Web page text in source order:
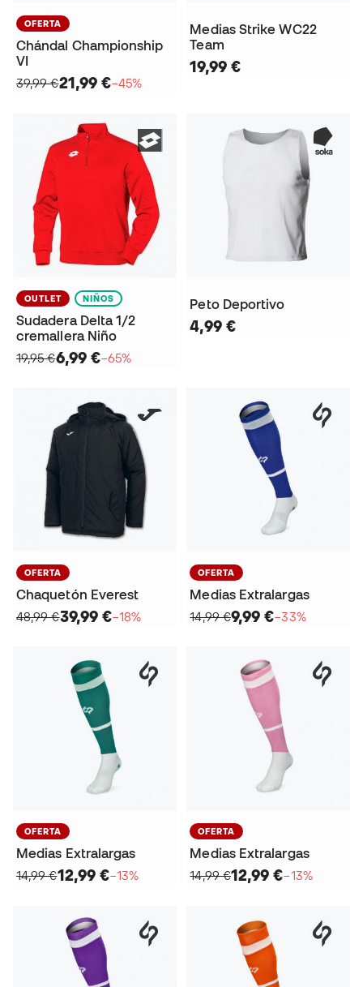
OFERTA
Chándal Championship
VI
39,99 €21,99 €−45%
Medias Strike WC22
Team
19,99 €
OUTLET NIÑOS
Sudadera Delta 1/2
cremallera Niño
19,95 €6,99 €−65%
Peto Deportivo
4,99 €
OFERTA
Chaquetón Everest
48,99 €39,99 €−18%
OFERTA
Medias Extralargas
14,99 €9,99 €−33%
OFERTA
Medias Extralargas
14,99 €12,99 €−13%
OFERTA
Medias Extralargas
14,99 €12,99 €−13%